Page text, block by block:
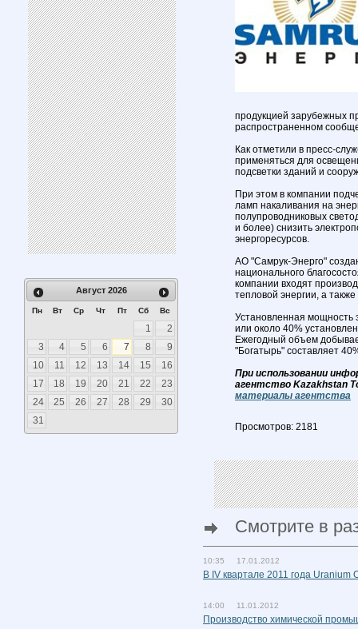
Август 2026
Пн Вт Ср Чт Пт Сб Вс
1
2
3
4 5 6 7 8
9
10
11 12 13 14 15
16
17
18 19 20 21 22
23
24
25 26 27 28 29
30
31
продукцией зарубежных
распространенном
Как отметили в пресс-
применяться для
подсветки зданий и
При этом в компании
ламп накаливания на
полупроводниковых
и более) снизить
энергоресурсов.
АО "Самрук-Энерго"
национального
компании входят
тепловой энергии, а
Установленная мощность
или около 40%
Ежегодный объем
"Богатырь" составляет
При использовании
агентство Kazakhstan
материалы агентства
Просмотров: 2181
Смотрите в
10:35 17.01.2012
В IV квартале 2011 года Uranium
14:00 11.01.2012
Производство химической